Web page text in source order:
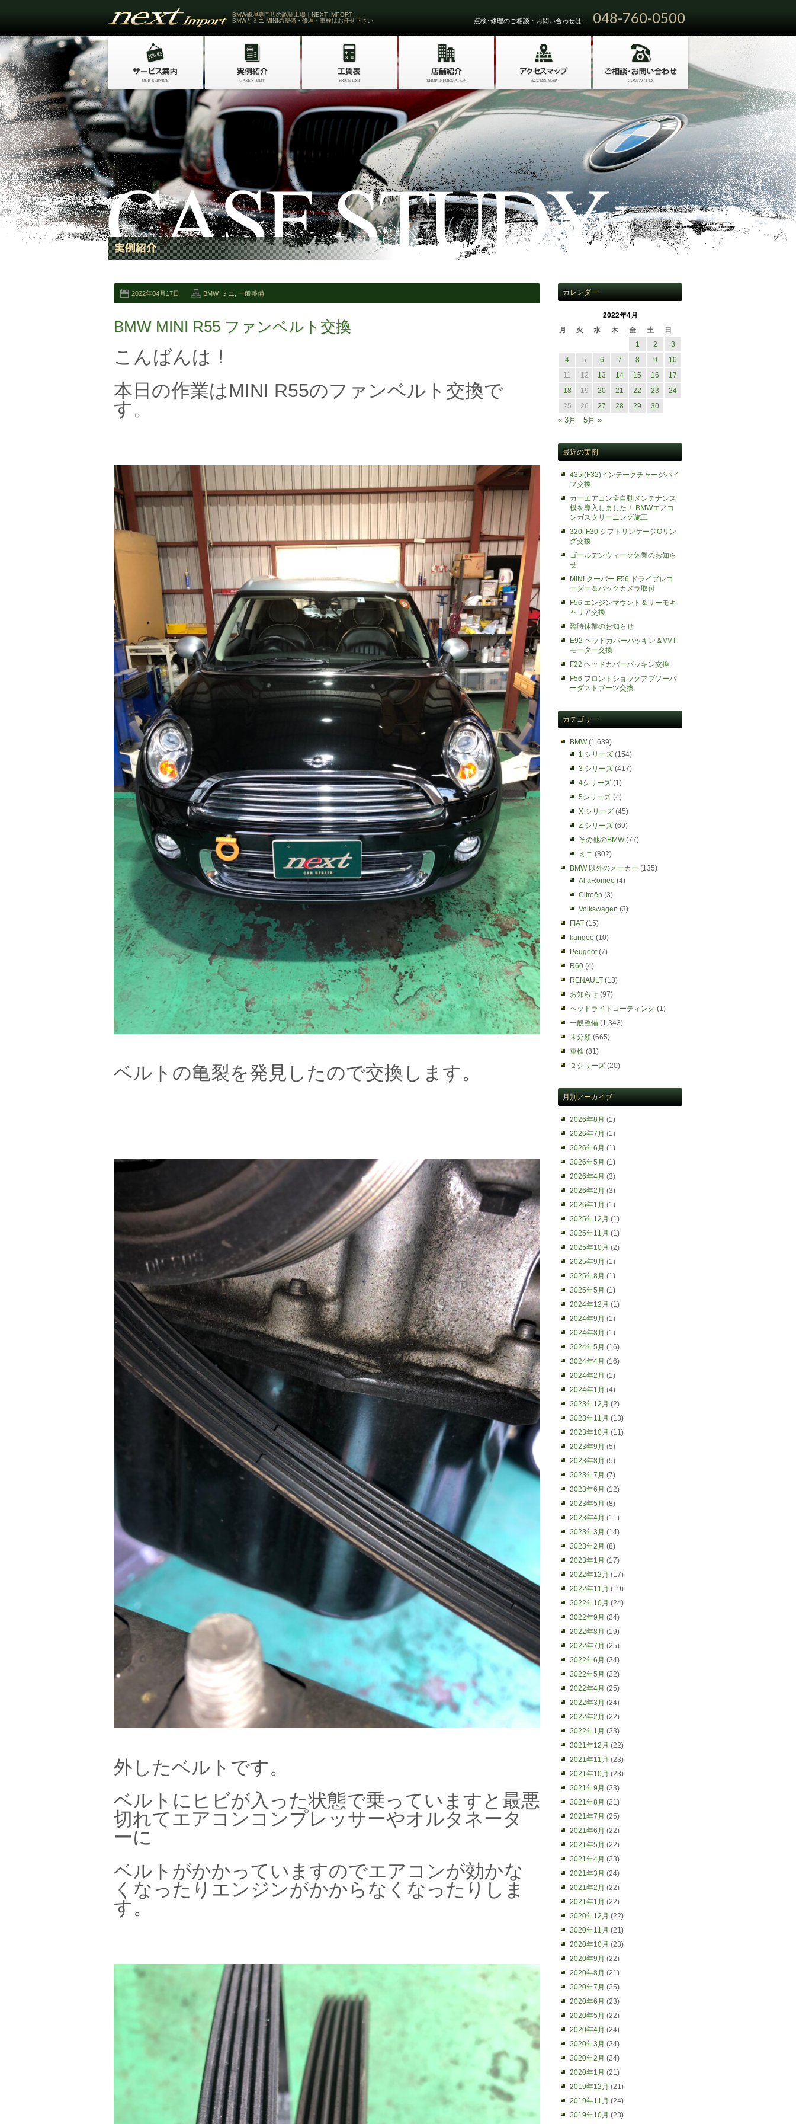
BMW修理専門店の認証工場｜NEXT IMPORT
BMWとミニ MINIの整備・修理・車検はお任せ下さい
点検･修理のご相談・お問い合わせは... 048-760-0500
2022年04月17日 BMW, ミニ 一般整備
BMW MINI R55 ファンベルト交換
こんばんは！
本日の作業はMINI R55のファンベルト交換で
す。
ベルトの亀裂を発見したので交換します。
外したベルトです。
ベルトにヒビが入った状態で乗っていますと最悪
切れてエアコンコンプレッサーやオルタネータ
ーに
ベルトがかかっていますのでエアコンが効かな
くなったりエンジンがかからなくなったりしま
す。
カレンダー
2022年4月
月
火 水 木 金 土
日
1
2
3
4
5 6 7 8 9
10
11
12 13 14 15 16
17
18
19 20 21 22 23
24
25
26 27 28 29 30
« 3月 5月 »
最近の実例
435i(F32)インテークチャージパイ
プ交換
カーエアコン全自動メンテナンス
機を導入しました！ BMWエアコ
ンガスクリーニング施工
320i F30 シフトリンケージOリン
グ交換
ゴールデンウィーク休業のお知ら
せ
MINI クーパー F56 ドライブレコ
ーダー＆バックカメラ取付
F56 エンジンマウント＆サーモキ
ャリア交換
臨時休業のお知らせ
E92 ヘッドカバーパッキン＆VVT
モーター交換
F22 ヘッドカバーパッキン交換
F56 フロントショックアブソーバ
ーダストブーツ交換
カテゴリー
BMW(1,639)
1 シリーズ (154)
3 シリーズ (417)
4シリーズ (1)
5シリーズ (4)
X シリーズ (45)
Z シリーズ (69)
その他のBMW(77)
ミニ (802)
BMW 以外のメーカー (135)
AlfaRomeo (4)
Citroën (3)
Volkswagen (3)
FIAT (15)
kangoo (10)
Peugeot(7)
R60 (4)
RENAULT (13)
お知らせ (97)
ヘッドライトコーティング (1)
一般整備 (1,343)
未分類 (665)
車検 (81)
２シリーズ (20)
月別アーカイブ
2026年8月 (1)
2026年7月 (1)
2026年6月 (1)
2026年5月 (1)
2026年4月 (3)
2026年2月 (3)
2026年1月 (1)
2025年12月 (1)
2025年11月 (1)
2025年10月 (2)
2025年9月 (1)
2025年8月 (1)
2025年5月 (1)
2024年12月 (1)
2024年9月 (1)
2024年8月 (1)
2024年5月 (16)
2024年4月 (16)
2024年2月 (1)
2024年1月 (4)
2023年12月 (2)
2023年11月 (13)
2023年10月 (11)
2023年9月 (5)
2023年8月 (5)
2023年7月 (7)
2023年6月 (12)
2023年5月 (8)
2023年4月 (11)
2023年3月 (14)
2023年2月 (8)
2023年1月 (17)
2022年12月 (17)
2022年11月 (19)
2022年10月 (24)
2022年9月 (24)
2022年8月 (19)
2022年7月 (25)
2022年6月 (24)
2022年5月 (22)
2022年4月 (25)
2022年3月 (24)
2022年2月 (22)
2022年1月 (23)
2021年12月 (22)
2021年11月 (23)
2021年10月 (23)
2021年9月 (23)
2021年8月 (21)
2021年7月 (25)
2021年6月 (22)
2021年5月 (22)
2021年4月 (23)
2021年3月 (24)
2021年2月 (22)
2021年1月 (22)
2020年12月 (22)
2020年11月 (21)
2020年10月 (23)
2020年9月 (22)
2020年8月 (21)
2020年7月 (25)
2020年6月 (23)
2020年5月 (22)
2020年4月 (24)
2020年3月 (24)
2020年2月 (24)
2020年1月 (21)
2019年12月 (21)
2019年11月 (24)
2019年10月 (23)